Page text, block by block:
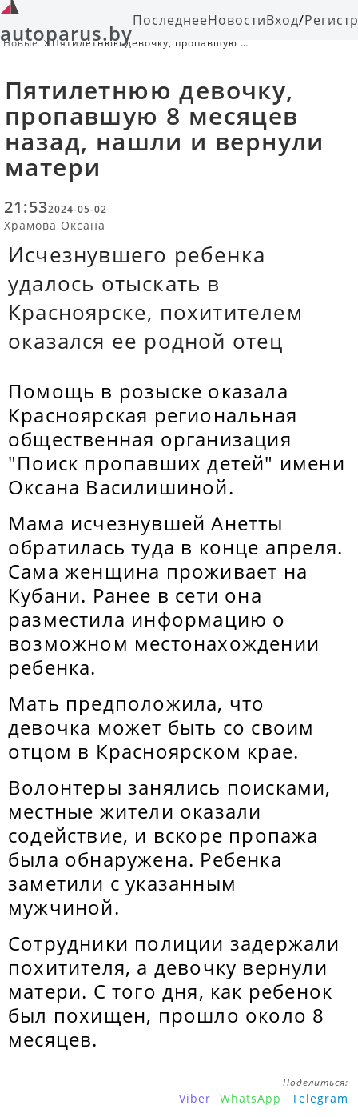
autoparus.byПоследнееНовостиВход/
Новые
Пятилетнюю девочку, пропавшую 8
Пятилетнюю девочку,
пропавшую 8 месяцев
назад, нашли и вернули
матери
21:532024-05-02
Храмова Оксана
Исчезнувшего ребенка
удалось отыскать в
Красноярске, похитителем
оказался ее родной отец
Помощь в розыске оказала
Красноярская региональная
общественная организация
"Поиск пропавших детей" имени
Оксана Василишиной.
Мама исчезнувшей Анетты
обратилась туда в конце апреля.
Сама женщина проживает на
Кубани. Ранее в сети она
разместила информацию о
возможном местонахождении
ребенка.
Мать предположила, что
девочка может быть со своим
отцом в Красноярском крае.
Волонтеры занялись поисками,
местные жители оказали
содействие, и вскоре пропажа
была обнаружена. Ребенка
заметили с указанным
мужчиной.
Сотрудники полиции задержали
похитителя, а девочку вернули
матери. С того дня, как ребенок
был похищен, прошло около 8
месяцев.
Поделиться:
Viber WhatsApp Telegram